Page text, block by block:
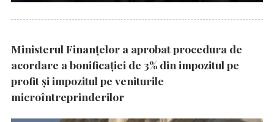
Ministerul Finanțelor a aprobat procedura de
acordare a bonificației de 3% din impozitul pe
profit și impozitul pe veniturile
microîntreprinderilor